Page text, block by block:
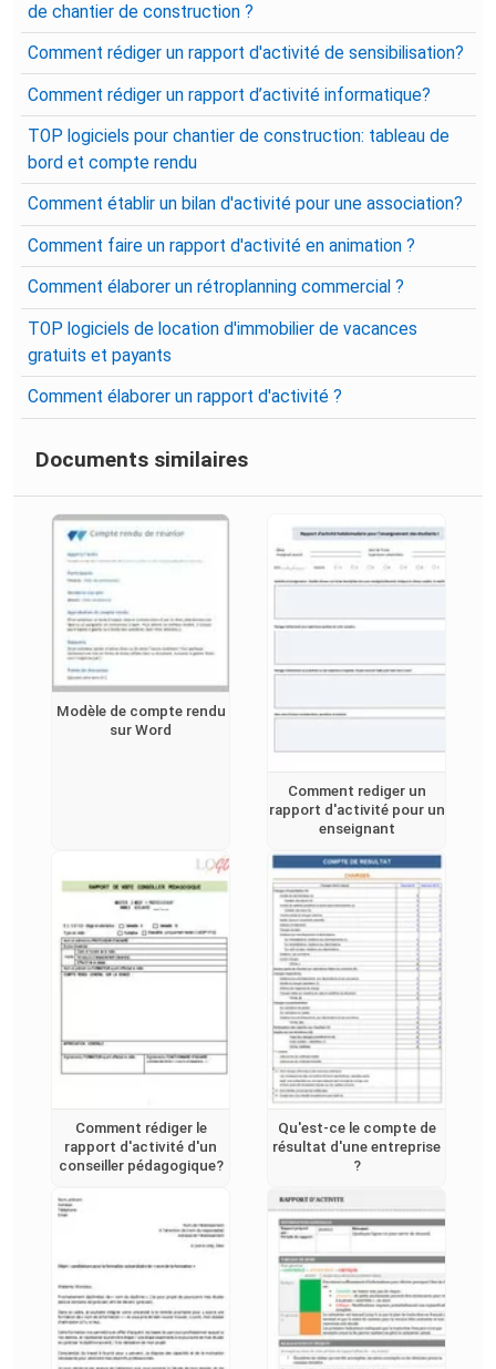
de chantier de construction ?
Comment rédiger un rapport d'activité de sensibilisation?
Comment rédiger un rapport d’activité informatique?
TOP logiciels pour chantier de construction: tableau de
bord et compte rendu
Comment établir un bilan d'activité pour une association?
Comment faire un rapport d'activité en animation ?
Comment élaborer un rétroplanning commercial ?
TOP logiciels de location d'immobilier de vacances
gratuits et payants
Comment élaborer un rapport d'activité ?
Documents similaires
Modèle de compte rendu
sur Word
Comment rediger un
rapport d'activité pour un
enseignant
Comment rédiger le
rapport d'activité d'un
conseiller pédagogique?
Qu'est-ce le compte de
résultat d'une entreprise
?